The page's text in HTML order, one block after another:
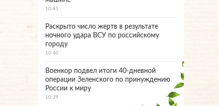
10:45
Раскрыто число жертв в результате
ночного удара ВСУ по российскому
городу
10:40
Военкор подвел итоги 40-дневной
операции Зеленского по принуждению
России к миру
10:39